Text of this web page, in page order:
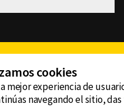
cookies
mejor experiencia de
navegando el sitio,